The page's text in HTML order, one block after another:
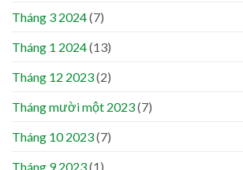
Tháng 3 2024(7)
Tháng 1 2024(13)
Tháng 12 2023(2)
Tháng mười một 2023(7)
Tháng 10 2023(7)
Tháng 9 2023(1)